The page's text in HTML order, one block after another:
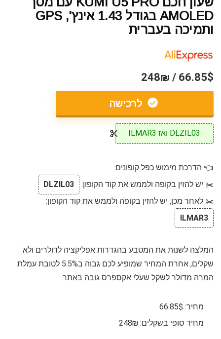
AMOLED בגודל 1.43 אינץ', GPS
ותמיכה בעברית
66.85$ / 248₪
לרכישה
DLZIL03 ואז ILMAR3
👈 הדרכת מימוש כפל קופונים:
✂️ יש להזין בקופה ולממש את קוד הקופון:
DLZIL03
✂️ לאחר מכן, יש להזין בקופה ולממש את קוד הקופון:
ILMAR3
המלצה לשנות את המטבע בהגדרות אפליקציה לדולרים ולא
שקלים, אחרת המחיר שמופיע לכם גבוה ב5.5% לטובת עמלת
המרה מדולר לשקל שעלי אקספרס גובה באתר.
מחיר: 66.85$
מחיר סופי בשקלים: 248₪